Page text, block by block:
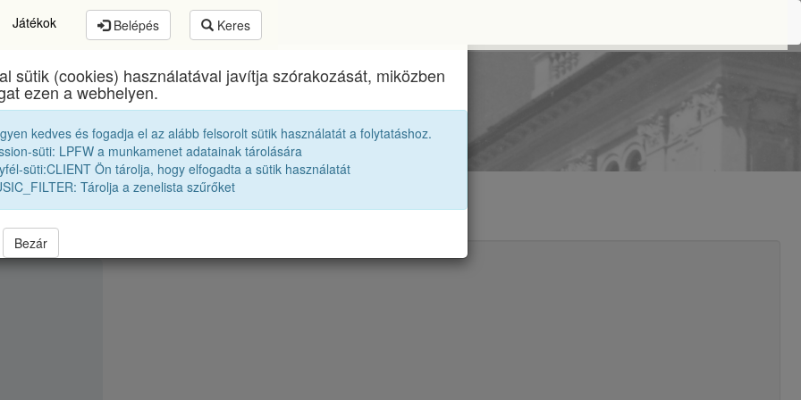
Játékok Belépés Keres
Zsigmond Unitárius Kollégiumegykori diákjai
Tanári kar P. Márta
sütik (cookies) használatával javítja szórakozását, miközben
ezen a webhelyen.
kedves és fogadja el az alább felsorolt sütik használatát a folytatáshoz.
süti: LPFW a munkamenet adatainak tárolására
süti:CLIENT Ön tárolja, hogy elfogadta a sütik használatát
Tárolja a zenelista szűrőket
Bezár